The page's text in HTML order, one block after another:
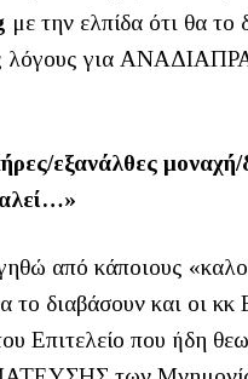
με την ελπίδα ότι θα το
λόγους για
εξανάλθες μοναχή/
από κάποιους
το διαβάσουν και οι κκ
Επιτελείο που ήδη